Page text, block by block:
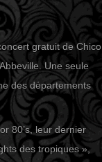
gratuit de Chico
Une seule
des départements
80’s, leur dernier
des tropiques »,